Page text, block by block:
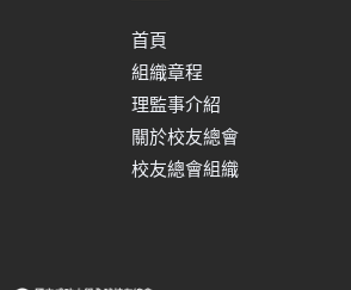
首頁
組織章程
理監事介紹
關於校友總會
校友總會組織